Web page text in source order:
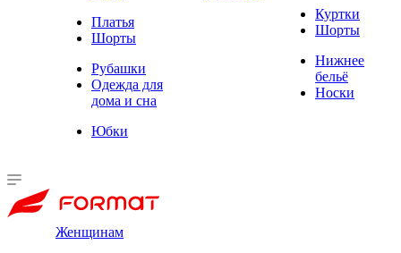
Платья
Шорты
Рубашки
Одежда для
дома и сна
Юбки
Куртки
Шорты
Нижнее
бельё
Носки
Женщинам